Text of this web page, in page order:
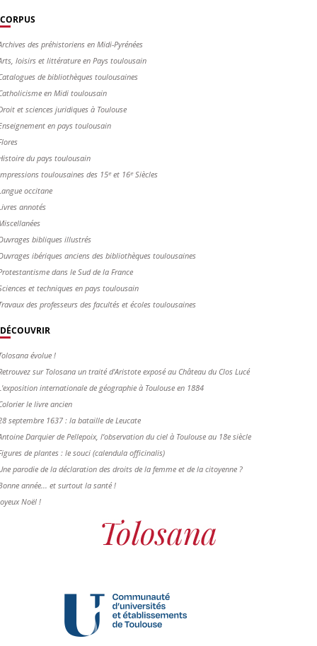
CORPUS
des préhistoriens en Midi-Pyrénées
loisirs et littérature en Pays toulousain
de bibliothèques toulousaines
en Midi toulousain
et sciences juridiques à Toulouse
en pays toulousain
du pays toulousain
toulousaines des 15ᵉ et 16ᵉ Siècles
occitane
annotés
bibliques illustrés
ibériques anciens des bibliothèques toulousaines
dans le Sud de la France
et techniques en pays toulousain
des professeurs des facultés et écoles toulousaines
DÉCOUVRIR
évolue !
sur Tolosana un traité d'Aristote exposé au Château du Clos Lucé
internationale de géographie à Toulouse en 1884
le livre ancien
septembre 1637 : la bataille de Leucate
Darquier de Pellepoix, l’observation du ciel à Toulouse au 18e siècle
de plantes : le souci (calendula officinalis)
parodie de la déclaration des droits de la femme et de la citoyenne ?
année... et surtout la santé !
Noël !